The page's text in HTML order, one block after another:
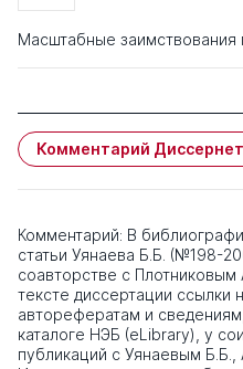
Масштабные
Комментарий
Комментарий: В
статьи Уянаева Б.Б. (№198-
соавторстве с
тексте диссертации ссылки
авторефератам и
каталоге НЭБ (eLibrary), у
публикаций с Уянаевым